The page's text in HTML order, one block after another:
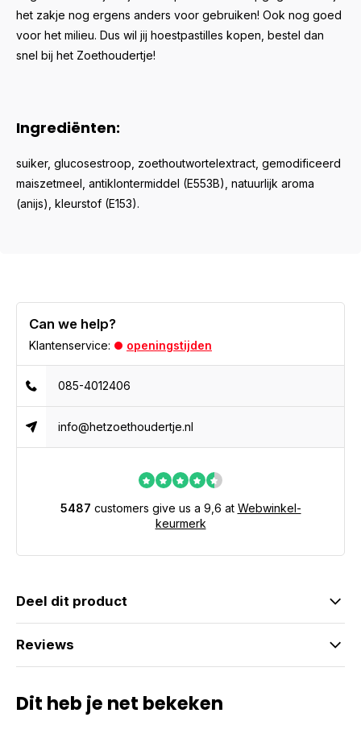
het zakje nog ergens anders voor gebruiken! Ook nog goed
voor het milieu. Dus wil jij hoestpastilles kopen, bestel dan
snel bij het Zoethoudertje!
Ingrediënten:
suiker, glucosestroop, zoethoutwortelextract, gemodificeerd
maiszetmeel, antiklontermiddel (E553B), natuurlijk aroma
(anijs), kleurstof (E153).
Can we help?
Klantenservice: openingstijden
085-4012406
info@hetzoethoudertje.nl
5487 customers give us a 9,6 at Webwinkel-
keurmerk
Deel dit product
Reviews
Dit heb je net bekeken